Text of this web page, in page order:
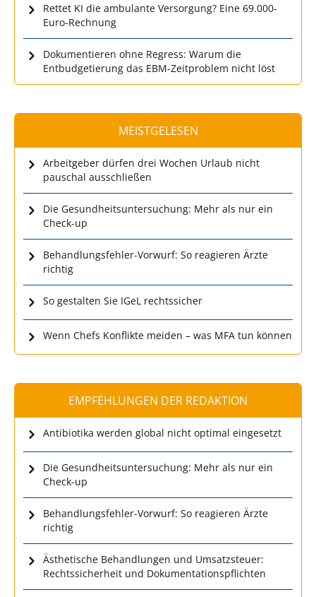
Rettet KI die ambulante Versorgung? Eine 69.000-
Euro-Rechnung
Dokumentieren ohne Regress: Warum die
Entbudgetierung das EBM-Zeitproblem nicht löst
MEISTGELESEN
Arbeitgeber dürfen drei Wochen Urlaub nicht
pauschal ausschließen
Die Gesundheitsuntersuchung: Mehr als nur ein
Check-up
Behandlungsfehler-Vorwurf: So reagieren Ärzte
richtig
So gestalten Sie IGeL rechtssicher
Wenn Chefs Konflikte meiden – was MFA tun können
EMPFEHLUNGEN DER REDAKTION
Antibiotika werden global nicht optimal eingesetzt
Die Gesundheitsuntersuchung: Mehr als nur ein
Check-up
Behandlungsfehler-Vorwurf: So reagieren Ärzte
richtig
Ästhetische Behandlungen und Umsatzsteuer:
Rechtssicherheit und Dokumentationspflichten